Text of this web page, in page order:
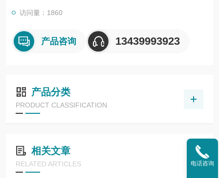
访问量：1860
产品咨询 13439993923
产品分类
PRODUCT CLASSIFICATION
相关文章
RELATED ARTICLES 电话咨询